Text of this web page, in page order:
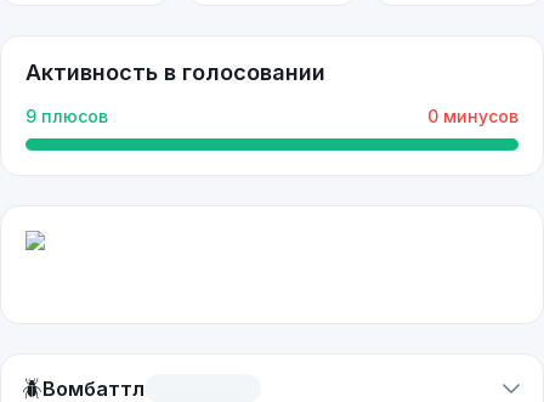
Активность в голосовании
9 плюсов 0 минусов
🪲Вомбаттл